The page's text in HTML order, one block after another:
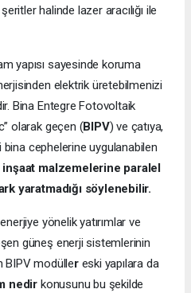
halinde lazer aracılığı ile
yapısı sayesinde koruma
elektrik üretebilmenizi
Bina Entegre Fotovoltaik
olarak geçen (BIPV) ve çatıya,
cephelerine uygulanabilen
inşaat malzemelerine paralel
yaratmadığı söylenebilir.
yönelik yatırımlar ve
güneş enerji sistemlerinin
BIPV modüller eski yapılara da
nedir konusunu bu şekilde